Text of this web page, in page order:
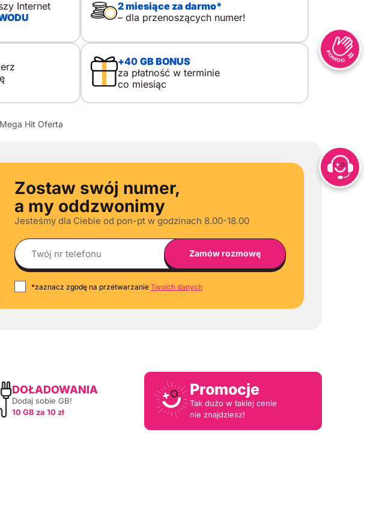
Internet
2 miesiące za darmo*
– dla przenoszących numer!
+40 GB BONUS
za płatność w terminie
co miesiąc
Hit Oferta
Zostaw swój numer,
a my oddzwonimy
Jesteśmy dla Ciebie od pon-pt w godzinach 8.00-18.00
*zaznacz zgodę na przetwarzanie Twoich danych
DOŁADOWANIA
Dodaj sobie GB!
10 GB za 10 zł
Promocje
Tak dużo w takiej cenie
nie znajdziesz!